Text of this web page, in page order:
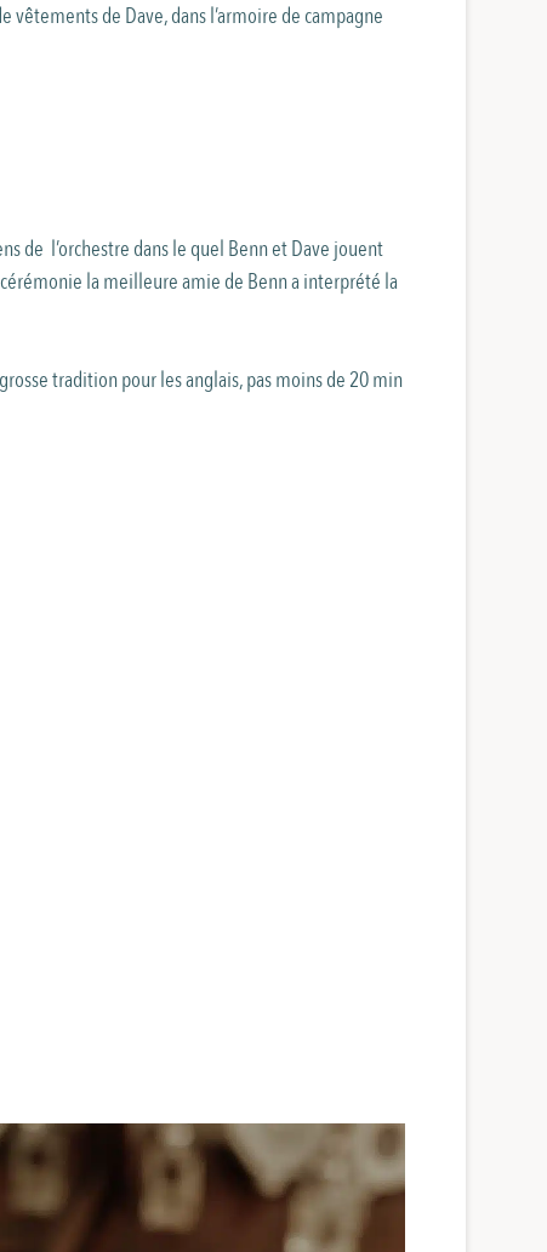
de Dave, dans l’armoire de campagne
de l’orchestre dans le quel Benn et Dave jouent
la meilleure amie de Benn a interprété la
tradition pour les anglais, pas moins de 20 min